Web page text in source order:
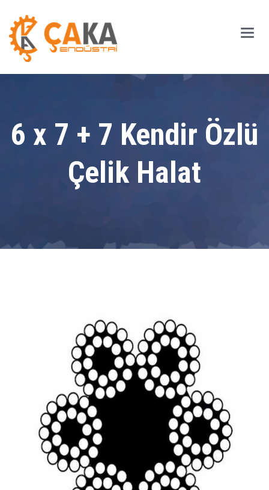
Main
6 x 7 + 7 Kendir Özlü
Çelik Halat